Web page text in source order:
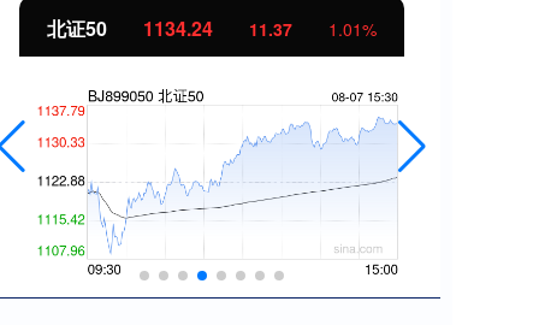
北证50 1134.24 11.37 1.01%